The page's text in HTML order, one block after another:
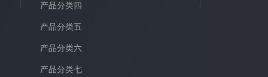
产品分类四
产品分类五
产品分类六
产品分类七